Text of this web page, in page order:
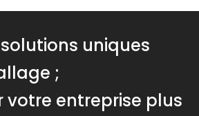
uniques
;
votre entreprise plus